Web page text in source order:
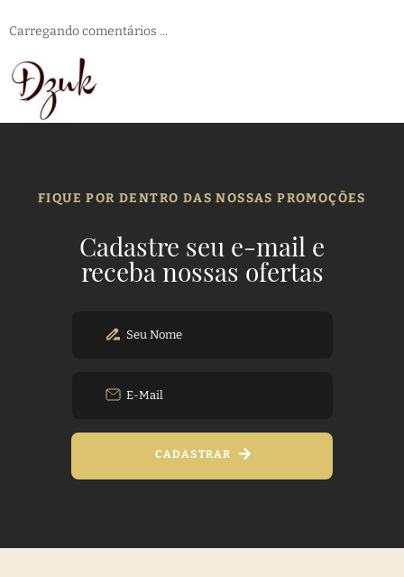
Carregando comentários ...
FIQUE POR DENTRO DAS NOSSAS PROMOÇÕES
Cadastre seu e-mail e
receba nossas ofertas
CADASTRAR